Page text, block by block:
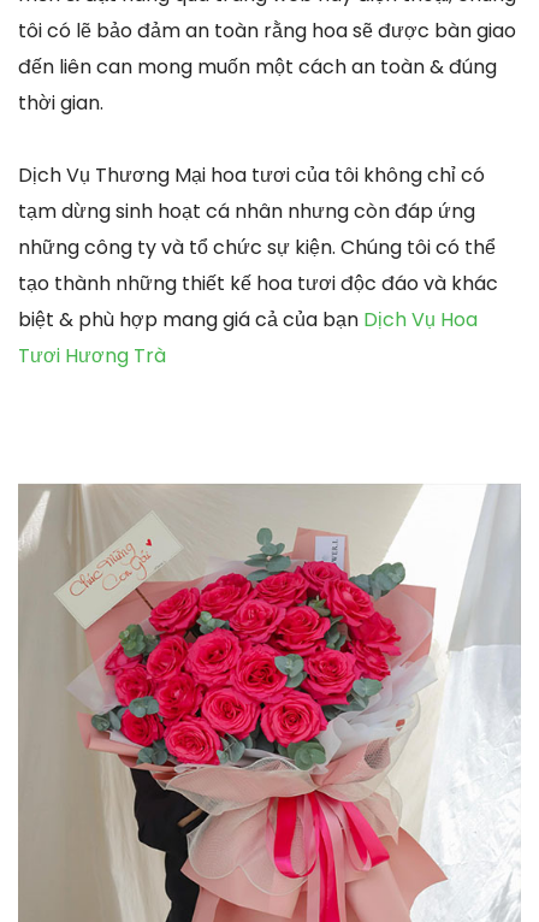
tôi có lẽ bảo đảm an toàn rằng hoa sẽ được bàn giao
đến liên can mong muốn một cách an toàn & đúng
thời gian.
Dịch Vụ Thương Mại hoa tươi của tôi không chỉ có
tạm dừng sinh hoạt cá nhân nhưng còn đáp ứng
những công ty và tổ chức sự kiện. Chúng tôi có thể
tạo thành những thiết kế hoa tươi độc đáo và khác
biệt & phù hợp mang giá cả của bạn Dịch Vụ Hoa
Tươi Hương Trà